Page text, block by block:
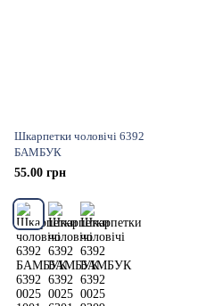
Шкарпетки чоловічі 6392
БАМБУК
55.00 грн